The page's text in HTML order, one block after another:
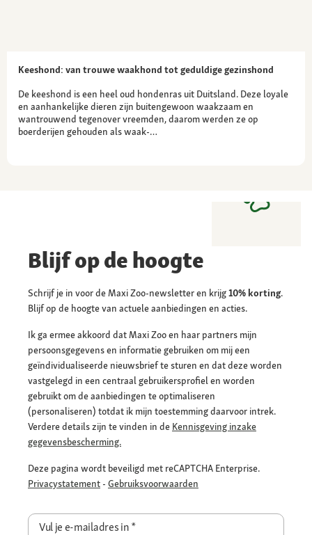
Keeshond: van trouwe waakhond tot geduldige gezinshond
De keeshond is een heel oud hondenras uit Duitsland. Deze loyale
en aanhankelijke dieren zijn buitengewoon waakzaam en
wantrouwend tegenover vreemden, daarom werden ze op
boerderijen gehouden als waak-…
Blijf op de hoogte
Schrijf je in voor de Maxi Zoo-newsletter en krijg10% korting.
Blijf op de hoogte van actuele aanbiedingen en acties.
Ik ga ermee akkoord dat Maxi Zoo en haar partners mijn
persoonsgegevens en informatie gebruiken om mij een
geïndividualiseerde nieuwsbrief te sturen en dat deze worden
vastgelegd in een centraal gebruikersprofiel en worden
gebruikt om de aanbiedingen te optimaliseren
(personaliseren) totdat ik mijn toestemming daarvoor intrek.
Verdere details zijn te vinden in de Kennisgeving inzake
gegevensbescherming.
Deze pagina wordt beveiligd met reCAPTCHA Enterprise.
Privacystatement - Gebruiksvoorwaarden
Vul je e-mailadres in*